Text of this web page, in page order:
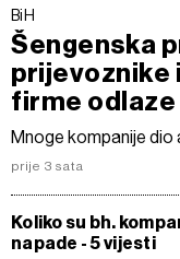
BiH
Šengenska
prijevoznike
firme odlaze
Mnoge kompanije dio
prije 3 sata
Koliko su bh.
napade - 5 vijesti